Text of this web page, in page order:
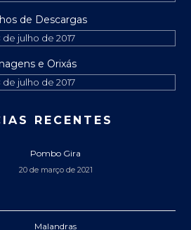
de Descargas
de julho de 2017
e Orixás
de julho de 2017
RECENTES
Pombo Gira
20 de março de 2021
Malandras